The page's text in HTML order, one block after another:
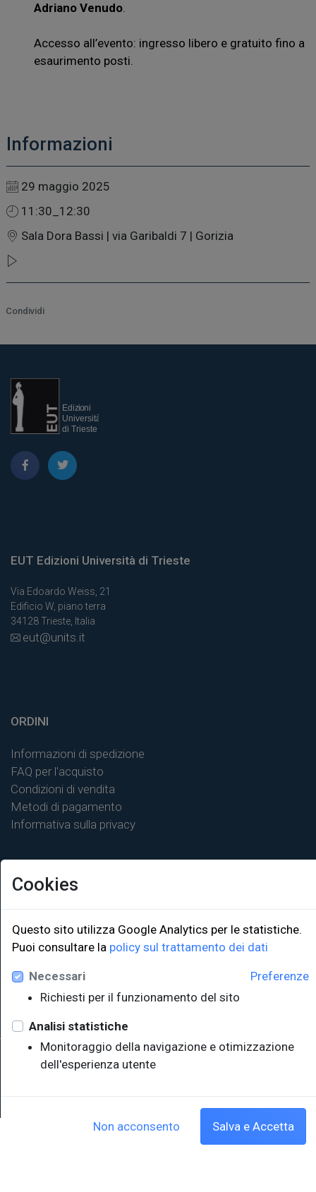
Informazioni
29 maggio 2025
11:30_12:30
Sala Dora Bassi | via Garibaldi 7 | Gorizia
Condividi
Adriano Venudo.
Accesso all’evento: ingresso libero e gratuito fino a
esaurimento posti.
EUT Edizioni Università di Trieste
Via Edoardo Weiss, 21
Edificio W, piano terra
34128 Trieste, Italia
eut@units.it
ORDINI
Informazioni di spedizione
FAQ per l'acquisto
Condizioni di vendita
Metodi di pagamento
Informativa sulla privacy
Università degli Studi di Trieste
e Polo museale
EUT in cifre
Sede legale: Università degli Studi di Trieste - Piazzale Europa,1 -
34127, Trieste, Italia
Cookies
Questo sito utilizza Google Analytics per le statistiche.
Puoi consultare la policy sul trattamento dei dati
Preferenze
Necessari
Richiesti per il funzionamento del sito
Analisi statistiche
Monitoraggio della navigazione e otimizzazione
dell'esperienza utente
Non acconsento Salva e Accetta